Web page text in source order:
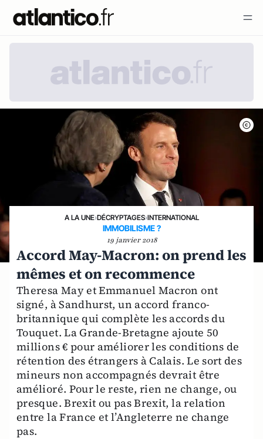
A LA UNE›DÉCRYPTAGES›INTERNATIONAL
IMMOBILISME ?
19 janvier 2018
Accord May-Macron: on prend les
mêmes et on recommence
Theresa May et Emmanuel Macron ont
signé, à Sandhurst, un accord franco-
britannique qui complète les accords du
Touquet. La Grande-Bretagne ajoute 50
millions € pour améliorer les conditions de
rétention des étrangers à Calais. Le sort des
mineurs non accompagnés devrait être
amélioré. Pour le reste, rien ne change, ou
presque. Brexit ou pas Brexit, la relation
entre la France et l’Angleterre ne change
pas.